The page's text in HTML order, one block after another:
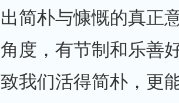
简朴与慷慨的真正
度，有节制和乐善
我们活得简朴，更